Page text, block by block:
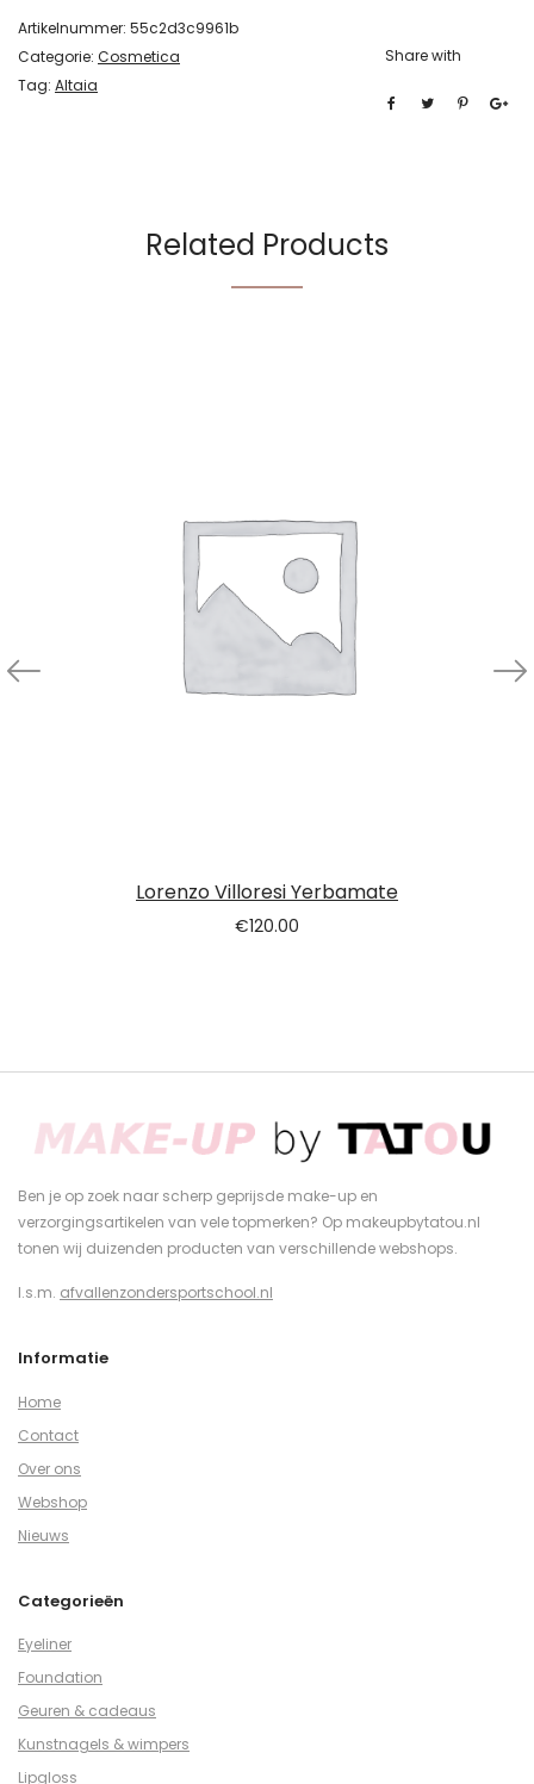
Artikelnummer: 55c2d3c9961b
Categorie: Cosmetica
Tag: Altaia
Share with
Related Products
Lorenzo Villoresi Yerbamate
€120.00
Ben je op zoek naar scherp geprijsde make-up en
verzorgingsartikelen van vele topmerken? Op makeupbytatou.nl
tonen wij duizenden producten van verschillende webshops.
I.s.m. afvallenzondersportschool.nl
Informatie
Home
Contact
Over ons
Webshop
Nieuws
Categorieën
Eyeliner
Foundation
Geuren & cadeaus
Kunstnagels & wimpers
Lipgloss